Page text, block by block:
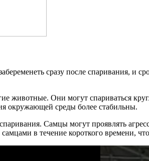
сразу после спаривания, и
животные. Они могут спариваться
окружающей среды более стабильны.
Самцы могут проявлять
в течение короткого времени,